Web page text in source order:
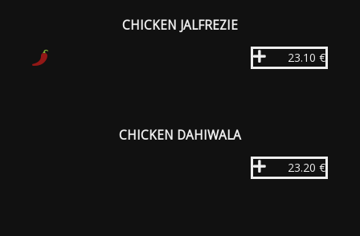
CHICKEN JALFREZIE
23.10 €
CHICKEN DAHIWALA
23.20 €